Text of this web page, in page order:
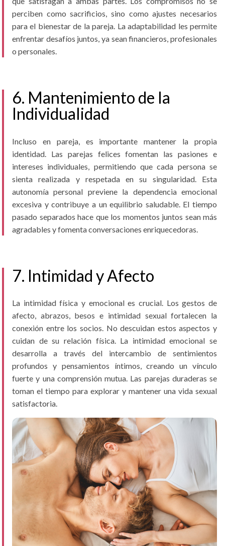
perciben como sacrificios, sino como ajustes necesarios
para el bienestar de la pareja. La adaptabilidad les permite
enfrentar desafíos juntos, ya sean financieros, profesionales
o personales.
6. Mantenimiento de la
Individualidad
Incluso en pareja, es importante mantener la propia
identidad. Las parejas felices fomentan las pasiones e
intereses individuales, permitiendo que cada persona se
sienta realizada y respetada en su singularidad. Esta
autonomía personal previene la dependencia emocional
excesiva y contribuye a un equilibrio saludable. El tiempo
pasado separados hace que los momentos juntos sean más
agradables y fomenta conversaciones enriquecedoras.
7. Intimidad y Afecto
La intimidad física y emocional es crucial. Los gestos de
afecto, abrazos, besos e intimidad sexual fortalecen la
conexión entre los socios. No descuidan estos aspectos y
cuidan de su relación física. La intimidad emocional se
desarrolla a través del intercambio de sentimientos
profundos y pensamientos íntimos, creando un vínculo
fuerte y una comprensión mutua. Las parejas duraderas se
toman el tiempo para explorar y mantener una vida sexual
satisfactoria.